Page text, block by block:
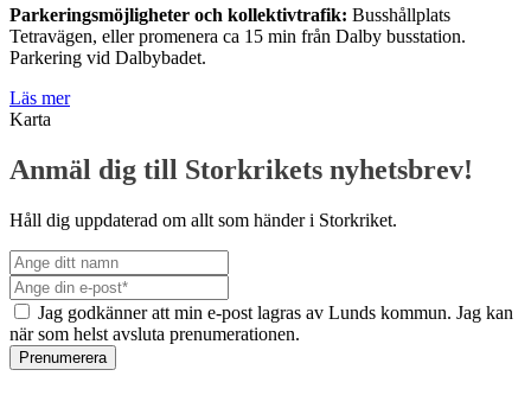
Parkeringsmöjligheter och kollektivtrafik: Busshållplats
Tetravägen, eller promenera ca 15 min från Dalby busstation.
Parkering vid Dalbybadet.
Läs mer
Karta
Anmäl dig till Storkrikets nyhetsbrev!
Håll dig uppdaterad om allt som händer i Storkriket.
Jag godkänner att min e-post lagras av Lunds kommun. Jag kan
när som helst avsluta prenumerationen.
Prenumerera